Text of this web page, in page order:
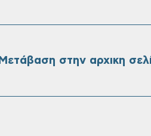
Μετάβαση στην αρχικη